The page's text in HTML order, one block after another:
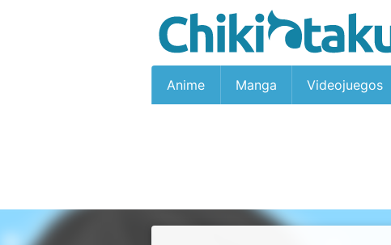
Anime Manga Videojuegos